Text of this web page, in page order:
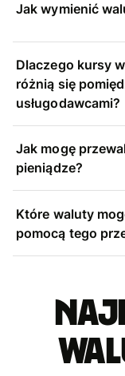
Jak wymienić
Dlaczego kursy
różnią się
usługodawcami?
Jak mogę
pieniądze?
Które waluty
pomocą tego